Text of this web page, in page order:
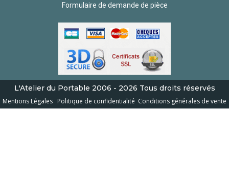
Formulaire de demande de pièce
L'Atelier du Portable 2006 - 2026 Tous droits réservés
Mentions Légales Politique de confidentialité Conditions générales de vente